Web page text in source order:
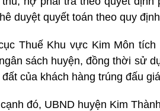
duyệt quyết toán theo quy
Thuế Khu vực Kim Môn
sách huyện, đồng thời sử
đất của khách hàng trúng đấu
đó, UBND huyện Kim